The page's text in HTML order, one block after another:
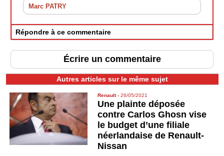
Marc PATRY
Répondre à ce commentaire
Écrire un commentaire
Autres articles sur le même sujet
Renault-26/05/2021
Une plainte déposée
contre Carlos Ghosn vise
le budget d’une filiale
néerlandaise de Renault-
Nissan